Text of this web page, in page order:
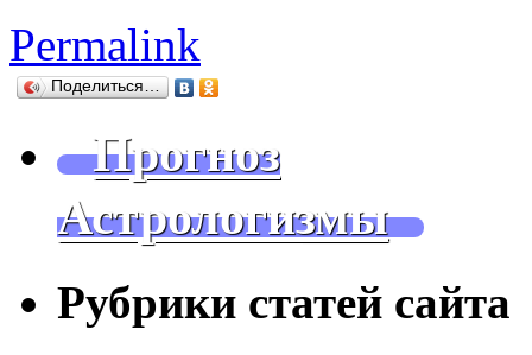
Permalink
Поделиться…
Прогноз
Астрологизмы
Рубрики статей сайта